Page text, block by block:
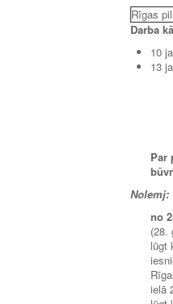
Rīgas
Darba
10
13
Par
Nolemj:
no
(28.
lūgt
ielā